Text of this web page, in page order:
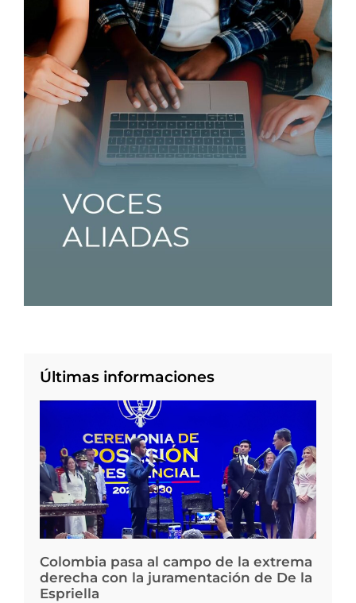
Últimas informaciones
Colombia pasa al campo de la extrema
derecha con la juramentación de De la
Espriella